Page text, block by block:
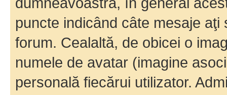
puncte indicând câte mesaje
forum. Cealaltă, de obicei o
numele de avatar (imagine
personală fiecărui utilizator.